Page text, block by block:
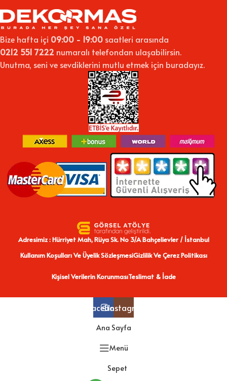
Bize hafta içi 09:00 - 19:00 saatleri arasında
0212 551 7222 numaralı telefondan ulaşabilirsin.
Unutma, seni ve sevdiklerini mutlu etmek için buradayız.
Adresimiz : Hürriyet Mah, Rüya Sk. No 3/A Bahçelievler / İstanbul
Kullanım Koşulları Ve Üyelik SözleşmesiGizlilik Ve Çerez Politikası
Kişisel Verilerin KorunmasıTeslimat & İade
FacebookInstagram
Ana Sayfa
Menü
Sepet